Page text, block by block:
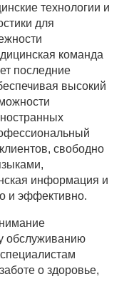
технологии и
для
команда
последние
высокий
свободно
информация и
и эффективно.
обслуживанию
о здоровье,